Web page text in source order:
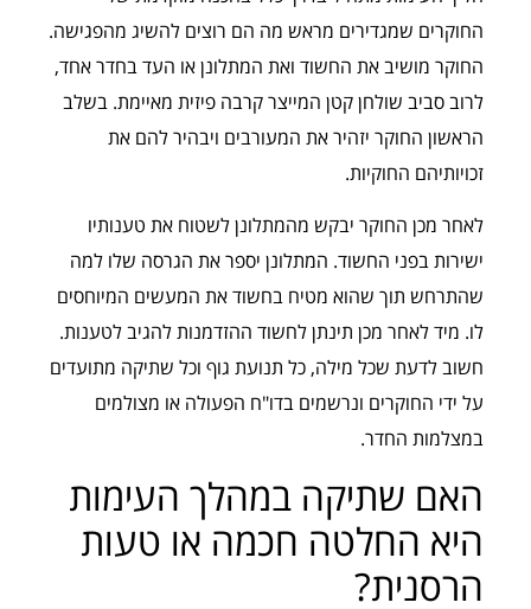
החוקרים שמגדירים מראש מה הם רוצים להשיג מהפגישה.
החוקר מושיב את החשוד ואת המתלונן או העד בחדר אחד,
לרוב סביב שולחן קטן המייצר קרבה פיזית מאיימת. בשלב
הראשון החוקר יזהיר את המעורבים ויבהיר להם את
זכויותיהם החוקיות.
לאחר מכן החוקר יבקש מהמתלונן לשטוח את טענותיו
ישירות בפני החשוד. המתלונן יספר את הגרסה שלו למה
שהתרחש תוך שהוא מטיח בחשוד את המעשים המיוחסים
לו. מיד לאחר מכן תינתן לחשוד ההזדמנות להגיב לטענות.
חשוב לדעת שכל מילה, כל תנועת גוף וכל שתיקה מתועדים
על ידי החוקרים ונרשמים בדו"ח הפעולה או מצולמים
במצלמות החדר.
האם שתיקה במהלך העימות
היא החלטה חכמה או טעות
הרסנית?